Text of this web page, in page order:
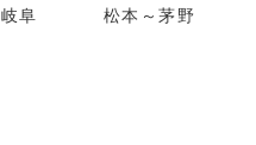
岐阜 松本～茅野